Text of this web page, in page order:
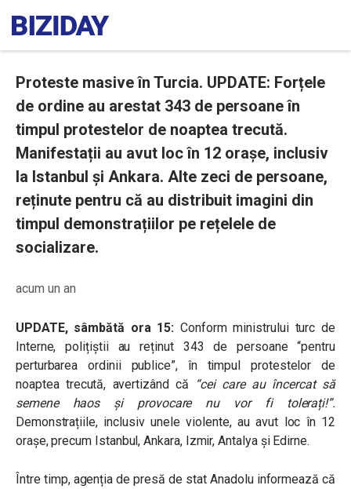
Proteste masive în Turcia. UPDATE: Forțele
de ordine au arestat 343 de persoane în
timpul protestelor de noaptea trecută.
Manifestații au avut loc în 12 orașe, inclusiv
la Istanbul și Ankara. Alte zeci de persoane,
reținute pentru că au distribuit imagini din
timpul demonstrațiilor pe rețelele de
socializare.
acum un an
UPDATE, sâmbătă ora 15:Conform ministrului turc de
Interne, polițiștii au reținut 343 de persoane “pentru
perturbarea ordinii publice”, în timpul protestelor de
noaptea trecută, avertizând că
“cei care au încercat să
semene haos și provocare nu vor fi tolerați!”.
Demonstrațiile, inclusiv unele violente, au avut loc în 12
orașe, precum Istanbul, Ankara, Izmir, Antalya și Edirne.
Între timp, agenția de presă de stat Anadolu informează că